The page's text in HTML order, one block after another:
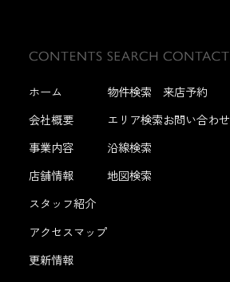
ホーム
会社概要
事業内容
店舗情報
スタッフ紹介
アクセスマップ
更新情報
物件検索
エリア検索
沿線検索
地図検索
来店予約
お問い合わせ